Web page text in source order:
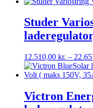
Studer
12.510,00 kr. –
Victron